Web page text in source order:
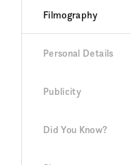
Filmography
Personal Details
Publicity
Did You Know?